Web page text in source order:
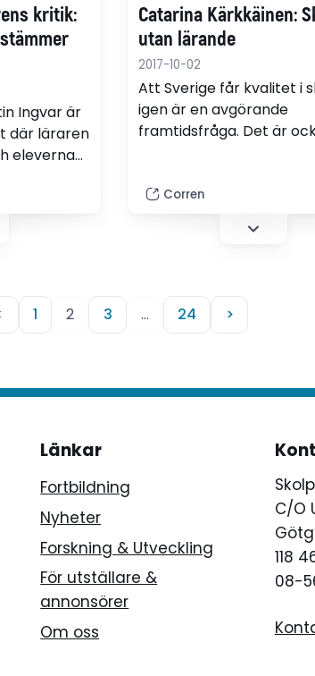
kritik:
Ingvar är
där läraren
eleverna
inte hos
läraren
Catarina Kärkkäinen:
utan lärande
2017-10-02
Att Sverige får kvalitet i
igen är en avgörande
framtidsfråga. Det är
kunskap. Läxhjälp, mindre
klasser och mer resurser
kommer inte att hjälpa
kursomläggning i skolan är
nödvändig, skriver
Corren
1 2 3 … 24 >
Länkar
Fortbildning
Nyheter
Forskning & Utveckling
För utställare &
annonsörer
Om oss
C/O
118
08-